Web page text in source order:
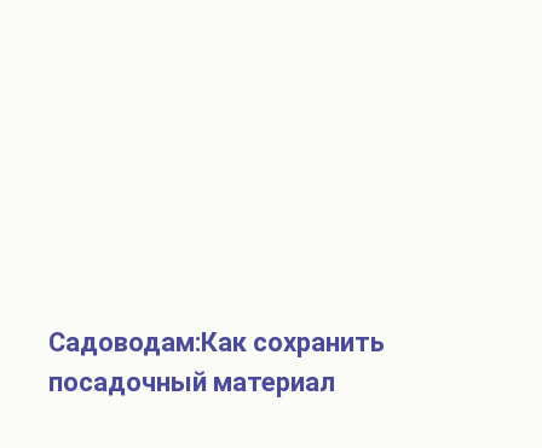
Садоводам:Как сохранить
посадочный материал